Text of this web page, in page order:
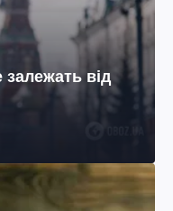
залежать від